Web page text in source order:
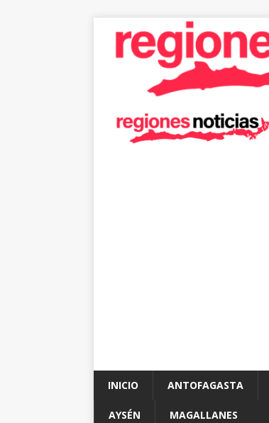
INICIO ANTOFAGASTA
AYSÉN MAGALLANES